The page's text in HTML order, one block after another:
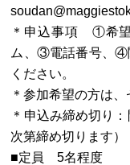
＊申込事項 ①希
ム、③電話番号、④
ください。
＊参加希望の方は
＊申込み締め切り
次第締め切ります）
■定員 5名程度